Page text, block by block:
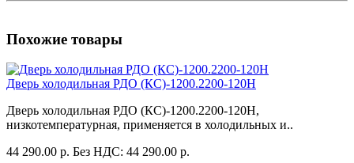
Похожие товары
Дверь холодильная РДО (КС)-1200.2200-120Н
Дверь холодильная РДО (КС)-1200.2200-120Н,
низкотемпературная, применяется в холодильных и..
44 290.00 р. Без НДС: 44 290.00 р.